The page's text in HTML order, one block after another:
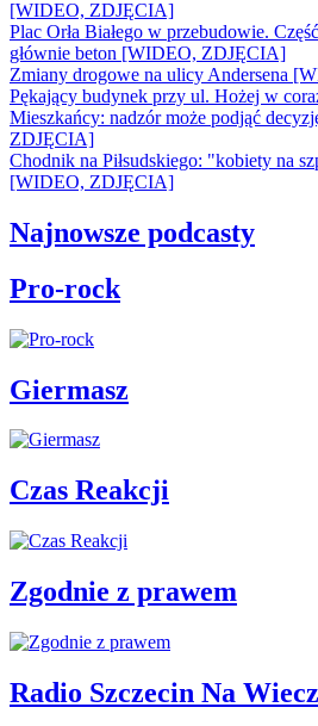
[WIDEO, ZDJĘCIA]
Plac Orła Białego w przebudowie.
głównie beton [WIDEO, ZDJĘCIA]
Zmiany drogowe na ulicy Andersena
Pękający budynek przy ul. Hożej w
Mieszkańcy: nadzór może podjąć
ZDJĘCIA]
Chodnik na Piłsudskiego: "kobiety na
[WIDEO, ZDJĘCIA]
Najnowsze podcasty
Pro-rock
Giermasz
Czas Reakcji
Zgodnie z prawem
Radio Szczecin Na